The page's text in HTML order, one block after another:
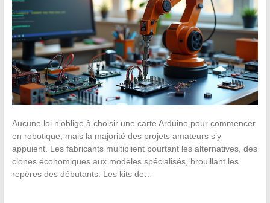
Aucune loi n’oblige à choisir une carte Arduino pour commencer
en robotique, mais la majorité des projets amateurs s’y
appuient. Les fabricants multiplient pourtant les alternatives, des
clones économiques aux modèles spécialisés, brouillant les
repères des débutants. Les kits de…